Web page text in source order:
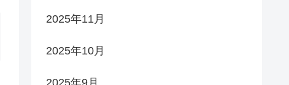
2025年11月
2025年10月